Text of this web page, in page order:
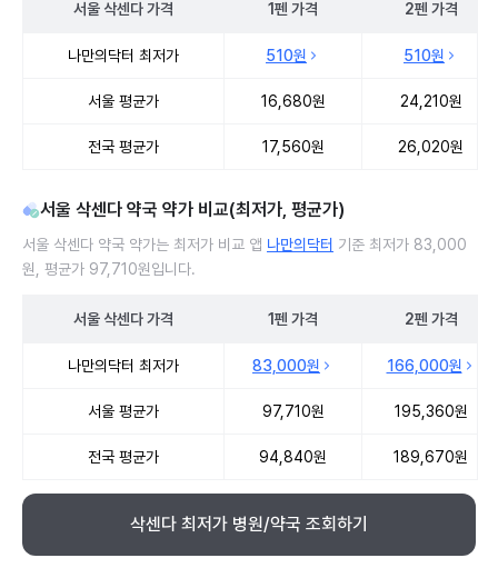
서울 삭센다가격 1펜 가격 2펜 가격
나만의닥터 최저가 510원 510원
서울 평균가 16,680원 24,210원
전국 평균가 17,560원 26,020원
서울 삭센다 약국 약가 비교(최저가, 평균가)
서울 삭센다 약국 약가는 최저가 비교 앱 나만의닥터 기준 최저가 83,000
원, 평균가 97,710원입니다.
서울 삭센다가격 1펜 가격 2펜 가격
나만의닥터 최저가 83,000원 166,000원
서울 평균가 97,710원 195,360원
전국 평균가 94,840원 189,670원
삭센다 최저가 병원/약국 조회하기